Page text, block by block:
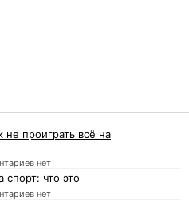
не проиграть всё на
нет
спорт: что это
нет